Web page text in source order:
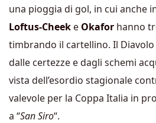
una pioggia di gol, in cui anche
Loftus-Cheek e Okafor hanno
timbrando il cartellino. Il
dalle certezze e dagli schemi
vista dell’esordio stagionale
valevole per la Coppa Italia in
a “San Siro“.